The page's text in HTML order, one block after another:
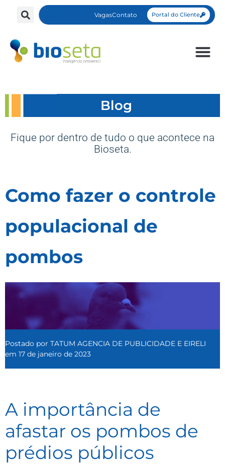
VagasContato Portal do Cliente
Blog
Fique por dentro de tudo o que acontece na
Bioseta.
Como fazer o controle
populacional de
pombos
Postado por TATUM AGENCIA DE PUBLICIDADE E EIRELI
em 17 de janeiro de 2023
A importância de
afastar os pombos de
prédios públicos